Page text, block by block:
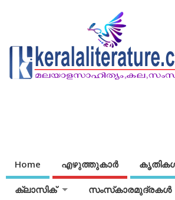
Home എഴുത്തുകാര്‍
ക്ലാസിക് സംസ്‌കാരമുദ്രകള്‍